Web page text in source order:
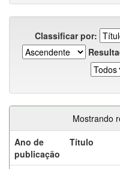
Classificar por:
Mostrando
Ano de
publicação
Título